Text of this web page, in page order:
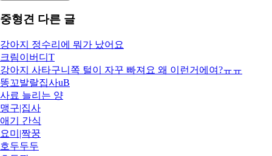
중형견 다른 글
강아지 정수리에 뭐가 났어요
크림이버디T
강아지 사타구니쪽 털이 자꾸 빠져요 왜 이런거에여?ㅠㅠ
똥꼬발랄집사uB
사료 늘리는 양
맹구|집사
애기 간식
요미|짝꿍
호두두두